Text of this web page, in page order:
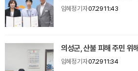
임혜정 기자07.29 11:43
의성군, 산불 피해 주민 위
임혜정 기자07.29 11:34